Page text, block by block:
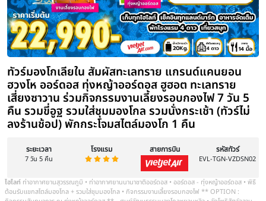
5 วัน 4 คืน
ไฮไลท์Day 1: ท่าอากาศยานนานาชาติสุวรรณภูมิ – สนามบินนานาชาติอ
ร้านเครื่องเงิน - Option เสริม! กิจกรรมเทศกาลนาดัม - ทุ่งหญ้าออร์
มองโกล สวมใส่ชุดมองโกล - การแสดงรอบกองไฟ - พักกระโจมชาวม
ขึ้นที่ทุ่งหญ้า – ชิมอาหารเช้าสไตล์มองโกล – เขตท่องเที่ยวเจงกีสข่าน –
ตลาดตอนกลางคืนเมืองตาลาเต่อ | Day 4: ร้านผลิตภัณฑ์ขนอูฐ - ร้า
ทะเลทรายอินเคินทาลา - Option เสริม! ขี่อูฐ+สไลเดอร์ทราย+รถออฟโ
ส.ค. 19-23
ก.ย. 2-6 / 16-20 / 30-4
ดูช่วงเวลาเพิ่มเติม